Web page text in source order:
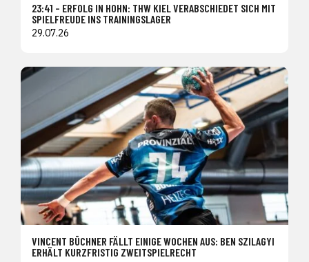
23:41 – ERFOLG IN HOHN: THW KIEL VERABSCHIEDET SICH MIT
SPIELFREUDE INS TRAININGSLAGER
29.07.26
VINCENT BÜCHNER FÄLLT EINIGE WOCHEN AUS: BEN SZILAGYI
ERHÄLT KURZFRISTIG ZWEITSPIELRECHT